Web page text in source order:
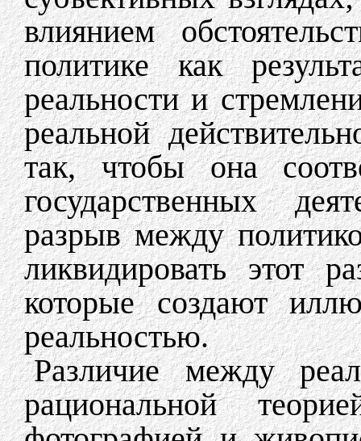
влиянием
политике как
реальности и
реальной
так, чтобы она
государственных
разрыв между
ликвидировать этот
которые создают
реальностью.
Различие между
рациональной